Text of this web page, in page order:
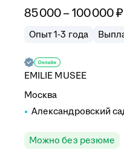
85 000–100 000₽
Опыт 1-3 года
EMILIE MUSEE
Москва
Александровский
Можно без резюме